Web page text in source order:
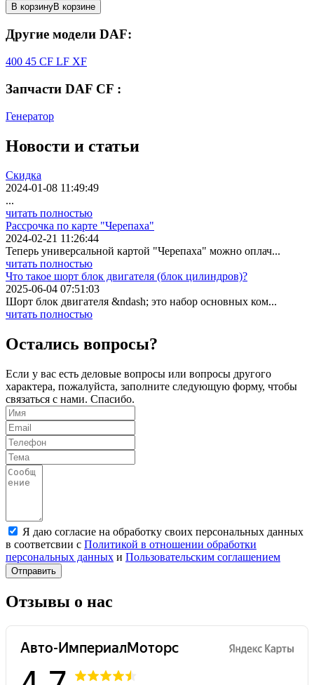
В корзинуВ корзине
Другие модели DAF:
400 45 CF LF XF
Запчасти DAF CF :
Генератор
Новости и статьи
Скидка
2024-01-08 11:49:49
...
читать полностью
Рассрочка по карте "Черепаха"
2024-02-21 11:26:44
Теперь универсальной картой "Черепаха" можно оплач...
читать полностью
Что такое шорт блок двигателя (блок цилиндров)?
2025-06-04 07:51:03
Шорт блок двигателя &ndash; это набор основных ком...
читать полностью
Остались вопросы?
Если у вас есть деловые вопросы или вопросы другого
характера, пожалуйста, заполните следующую форму, чтобы
связаться с нами. Спасибо.
Я даю согласие на обработку своих персональных данных
в соответсвии с Политикой в отношении обработки
персональных данных и Пользовательским соглашением
Отправить
Отзывы о нас